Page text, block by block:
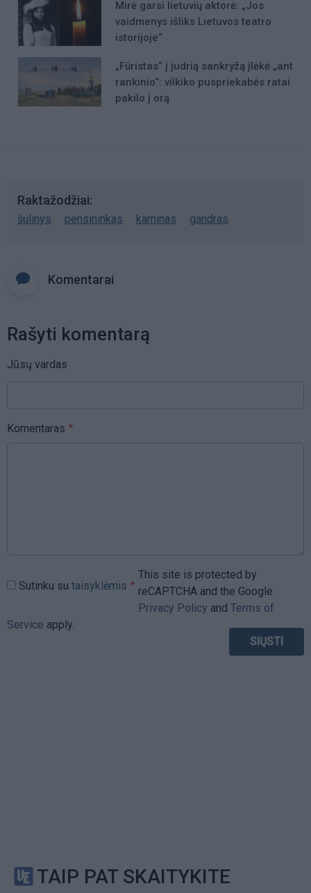
Mirė garsi lietuvių aktorė: „Jos
vaidmenys išliks Lietuvos teatro
istorijoje“
„Fūristas“ į judrią sankryžą įlėkė „ant
rankinio“: vilkiko puspriekabės ratai
pakilo į orą
Raktažodžiai
šulinys pensininkas kaminas gandras
Komentarai
Rašyti komentarą
Jūsų vardas
Komentaras
Sutinku su taisyklėmis
This site is protected by
reCAPTCHA and the Google
Privacy Policy and Terms of
Service apply.
TAIP PAT SKAITYKITE